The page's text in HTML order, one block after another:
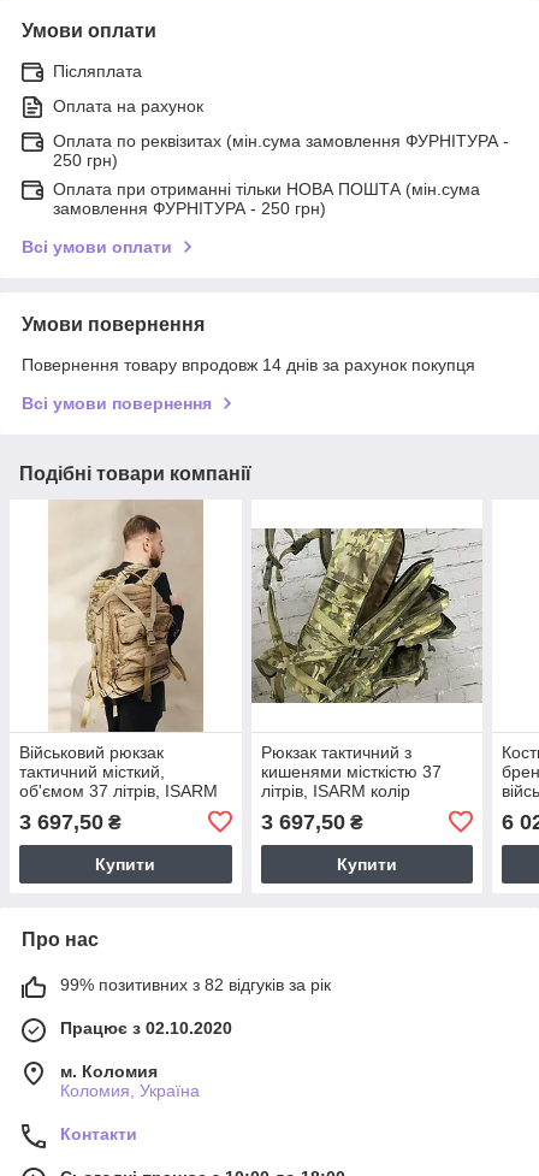
Умови оплати
Післяплата
Оплата на рахунок
Оплата по реквізитах (мін.сума замовлення ФУРНІТУРА -
250 грн)
Оплата при отриманні тільки НОВА ПОШТА (мін.сума
замовлення ФУРНІТУРА - 250 грн)
Всі умови оплати
Умови повернення
Повернення товару впродовж 14 днів за рахунок покупця
Всі умови повернення
Подібні товари компанії
Військовий рюкзак
тактичний місткий,
об'ємом 37 літрів, ISARM
колір Coyote, водостійкий
матеріал
3 697,50 ₴
Купити
Рюкзак тактичний з
кишенями місткістю 37
літрів, ISARM колір
матеріал
3 697,50₴
Купити
і
L
6
Про нас
99% позитивних з 82 відгуків за рік
Працює з 02.10.2020
м. Коломия
Коломия, Україна
Контакти